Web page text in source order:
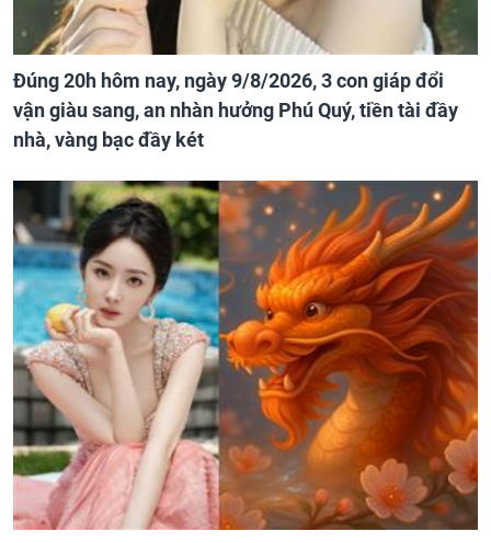
Đúng 20h hôm nay, ngày 9/8/2026, 3 con giáp đổi
vận giàu sang, an nhàn hưởng Phú Quý, tiền tài đầy
nhà, vàng bạc đầy két